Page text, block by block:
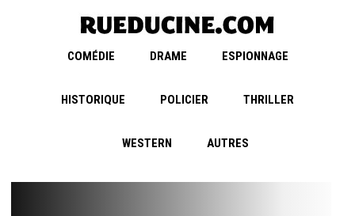
COMÉDIE DRAME ESPIONNAGE
HISTORIQUE POLICIER THRILLER
WESTERN AUTRES